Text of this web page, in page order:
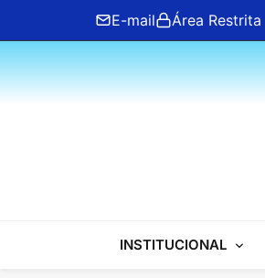
content
E-mail Área Restrita
ANFIP
INSTITUCIONAL